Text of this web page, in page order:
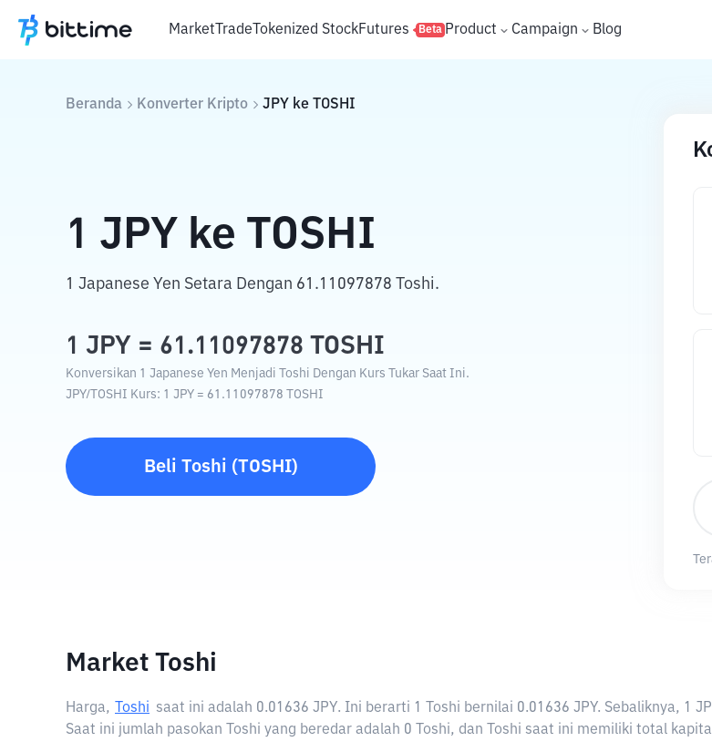
MarketTradeTokenized StockFutures Beta Product Campaign Blog
Beranda Konverter Kripto JPY ke TOSHI
1 JPY ke TOSHI
1 Japanese Yen Setara Dengan 61.11097878 Toshi.
1 JPY = 61.11097878 TOSHI
Konversikan 1 Japanese Yen Menjadi Toshi Dengan Kurs Tukar Saat Ini.
JPY/ TOSHI Kurs: 1 JPY = 61.11097878 TOSHI
Beli Toshi (TOSHI)
Market Toshi
Harga, Toshi saat ini adalah 0.01636 JPY. Ini berarti 1 Toshi bernilai 0.01636 JPY. Sebaliknya, 1
Saat ini jumlah pasokan Toshi yang beredar adalah 0 Toshi, dan Toshi saat ini memiliki total